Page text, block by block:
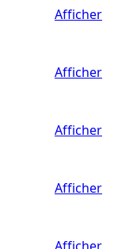
Afficher
Afficher
Afficher
Afficher